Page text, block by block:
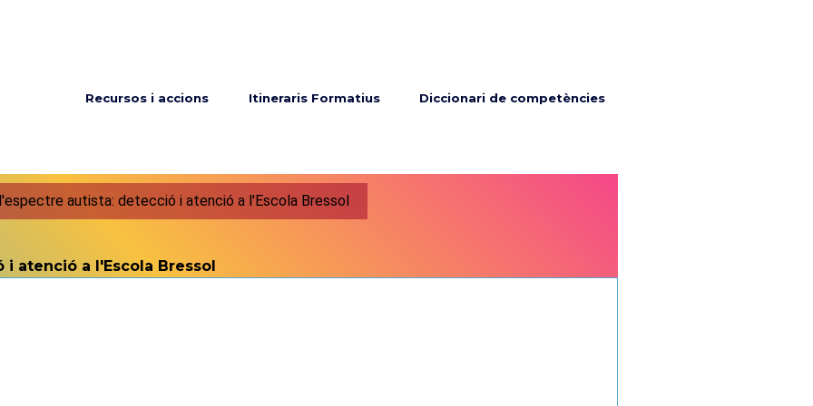
Recursos i accions Itineraris Formatius Diccionari de competències
autista: detecció i atenció a l'Escola Bressol
atenció a l'Escola Bressol